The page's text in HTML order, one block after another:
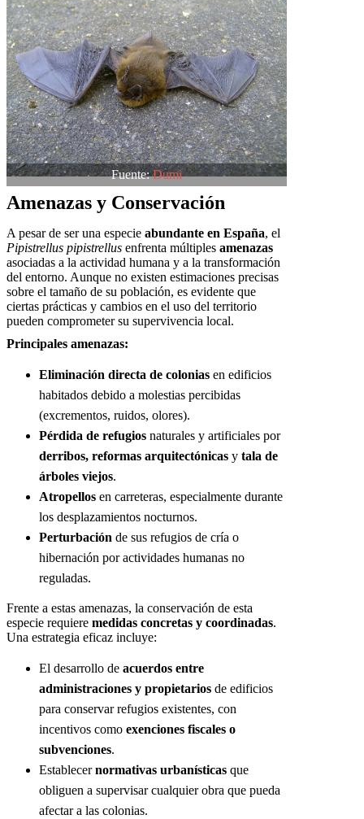
Fuente:Dumi
Amenazas y Conservación
A pesar de ser una especie abundante en España, el
Pipistrellus pipistrellus enfrenta múltiples amenazas
asociadas a la actividad humana y a la transformación
del entorno. Aunque no existen estimaciones precisas
sobre el tamaño de su población, es evidente que
ciertas prácticas y cambios en el uso del territorio
pueden comprometer su supervivencia local.
Principales amenazas:
Eliminación directa de colonias en edificios
habitados debido a molestias percibidas
(excrementos, ruidos, olores).
Pérdida de refugios naturales y artificiales por
derribos, reformas arquitectónicas y tala de
árboles viejos.
Atropellos en carreteras, especialmente durante
los desplazamientos nocturnos.
Perturbación de sus refugios de cría o
hibernación por actividades humanas no
reguladas.
Frente a estas amenazas, la conservación de esta
especie requiere medidas concretas y coordinadas.
Una estrategia eficaz incluye:
El desarrollo de acuerdos entre
administraciones y propietarios de edificios
para conservar refugios existentes, con
incentivos como exenciones fiscales o
subvenciones.
Establecernormativas urbanísticas que
obliguen a supervisar cualquier obra que pueda
afectar a las colonias.